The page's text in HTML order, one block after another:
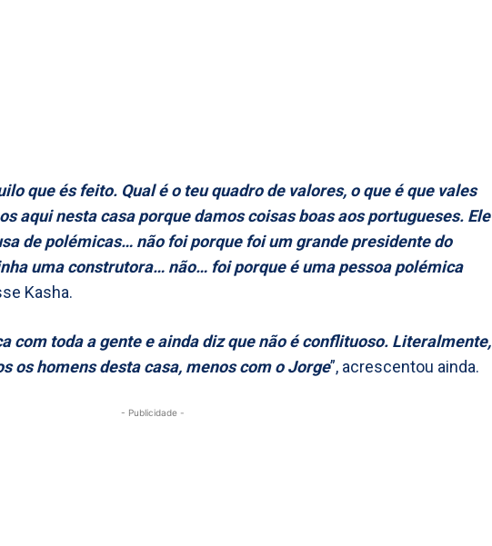
que és feito. Qual é o teu quadro de valores, o que é que vales
aqui nesta casa porque damos coisas boas aos portugueses. Ele
de polémicas… não foi porque foi um grande presidente do
uma construtora… não… foi porque é uma pessoa polémica
Kasha.
com toda a gente e ainda diz que não é conflituoso. Literalmente,
os homens desta casa, menos com o Jorge”, acrescentou ainda.
- Publicidade -